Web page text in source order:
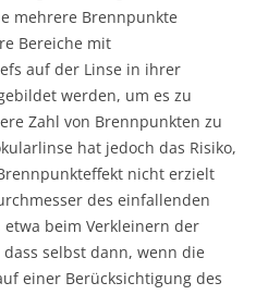
mehrere Brennpunkte
Bereiche mit
auf der Linse in ihrer
werden, um es zu
Zahl von Brennpunkten zu
hat jedoch das Risiko,
nicht erzielt
des einfallenden
beim Verkleinern der
selbst dann, wenn die
einer Berücksichtigung des